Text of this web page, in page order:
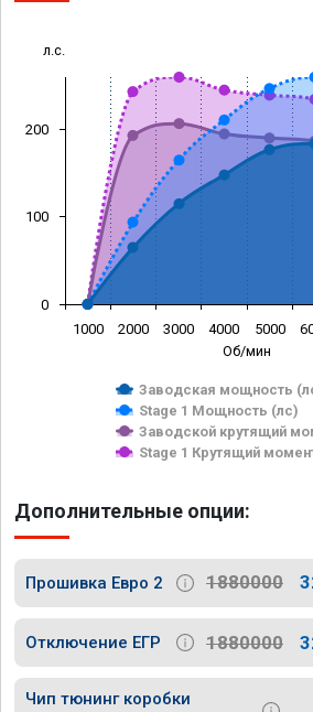
Об/мин
л.с.
Заводская мощность
Stage 1 Мощность (лс)
Заводской крутящий
Stage 1 Крутящий
1000 2000 3000 4000 5000
0
100
200
Дополнительные опции:
Прошивка Евро 2 1880000
Отключение ЕГР 1880000
Чип тюнинг коробки